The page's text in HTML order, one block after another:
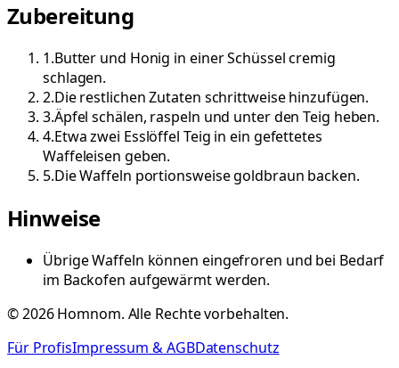
Zubereitung
1.Butter und Honig in einer Schüssel cremig
schlagen.
2.Die restlichen Zutaten schrittweise hinzufügen.
3.Äpfel schälen, raspeln und unter den Teig heben.
4.Etwa zwei Esslöffel Teig in ein gefettetes
Waffeleisen geben.
5.Die Waffeln portionsweise goldbraun backen.
Hinweise
Übrige Waffeln können eingefroren und bei Bedarf
im Backofen aufgewärmt werden.
©2026Homnom. Alle Rechte vorbehalten.
Für ProfisImpressum & AGBDatenschutz